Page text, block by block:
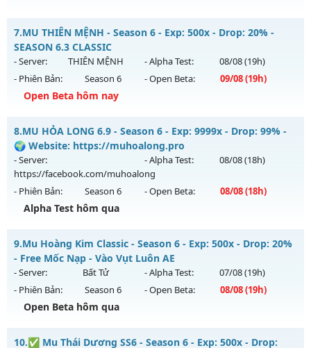
Kiểu reset: Non Reset
Thể loại: Mu Nguyên bản Webzen
Antihack: XShield
Drop Cực Cao - Cày Là Có Đánh Quái Nhận WC Ngọc
Mu mới ra tháng 08 2026 - Mở máy chủ
ngày 16/08/2626
Exp: 888x - Drop: 20%
Kiểu reset: Non Reset
Thể loại: Mu Nguyên bản Webzen
Antihack: Game Guard
7.MU THIÊN MỆNH - Season 6 - Exp: 500x - Drop: 20% -
SEASON 6.3 CLASSIC
- Server: THIÊN MỆNH - Alpha Test: 08/08(19h)
- Phiên Bản:
Season 6 - Open Beta: 09/08(19h)
Open Beta hôm nay
MU THIÊN MỆNH - SEASON 6.3 CLASSIC
Mu mới ra tháng 08 2026 - Mở máy chủ
19h ngày 09/08/2626
Exp: 500x - Drop: 20%
Kiểu reset: Reset In Game
Antihack: Antihack chạy bằng cơm
8.MU HỎA LONG 6.9 - Season 6 - Exp: 9999x - Drop: 99% -
🌍 Website: https://muhoalong.pro
- Server:
https://facebook.com/muhoalong
- Alpha Test: 08/08(18h)
- Phiên Bản: Season 6 - Open Beta: 08/08(18h)
Alpha Test hôm qua
MU HỎA LONG 6.9 - 🌍 Website: https://muhoalong.pro
Mu mới ra tháng 08 2026 - Mở máy chủ
https://facebook.com/muhoalongvào 18h ngày
08/08/2626
Exp: 9999x - Drop: 99%
9.Mu Hoàng Kim Classic - Season 6 - Exp: 500x - Drop: 20%
- Free Mốc Nạp - Vào Vụt Luôn AE
- Server: Bất Tử - Alpha Test: 07/08(19h)
- Phiên Bản:
Season 6 - Open Beta: 08/08(19h)
Open Beta hôm qua
Mu Hoàng Kim Classic - Free Mốc Nạp - Vào Vụt Luôn AE
10.✅ Mu Thái Dương SS6 - Season 6 - Exp: 500x - Drop: